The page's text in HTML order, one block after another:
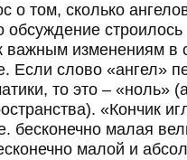
о том, сколько
обсуждение
важным изменениям в
Если слово «ангел»
то это – «ноль»
«Кончик
бесконечно малая
малой и